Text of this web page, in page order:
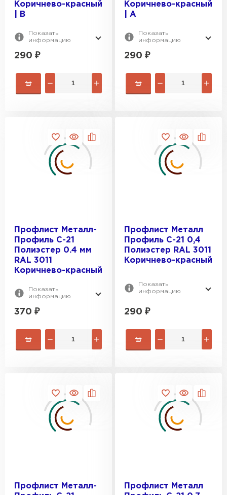
Коричнево-красный
| B
Показать
информацию
290 ₽
Коричнево-красный
| A
Показать
информацию
290 ₽
Профлист Металл-
Профиль С-21
Полиэстер 0.4 мм
RAL 3011
Коричнево-красный
Показать
информацию
370 ₽
Профлист Металл
Профиль С-21 0,4
Полиэстер RAL 3011
Коричнево-красный
Показать
информацию
290 ₽
Профлист Металл-
Профлист Металл
ПЕРЕЙТИ